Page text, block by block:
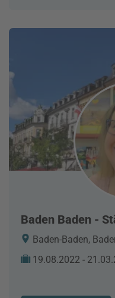
Baden Baden -
Baden-Baden,
19.08.2022 -